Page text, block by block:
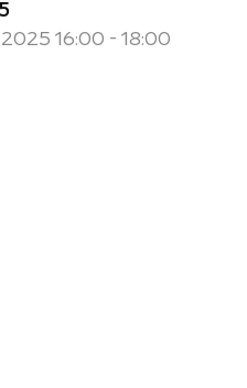
16:00 - 18:00